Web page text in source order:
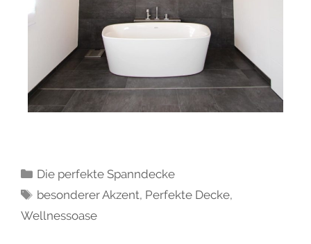
Die perfekte Spanndecke
besonderer Akzent, Perfekte Decke,
Wellnessoase